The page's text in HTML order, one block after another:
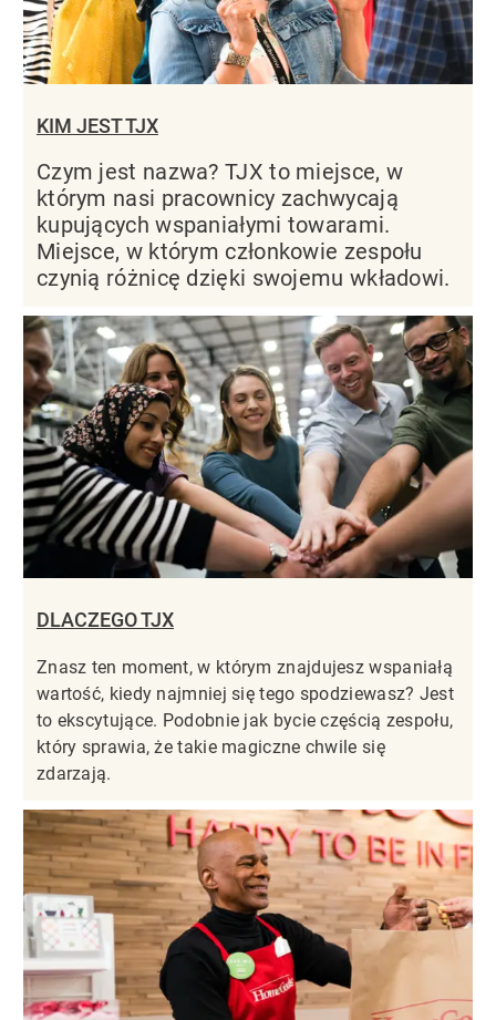
KIM JEST TJX
Czym jest nazwa? TJX to miejsce, w
którym nasi pracownicy zachwycają
kupujących wspaniałymi towarami.
Miejsce, w którym członkowie zespołu
czynią różnicę dzięki swojemu wkładowi.
DLACZEGO TJX
Znasz ten moment, w którym znajdujesz wspaniałą
wartość, kiedy najmniej się tego spodziewasz? Jest
to ekscytujące. Podobnie jak bycie częścią zespołu,
który sprawia, że takie magiczne chwile się
zdarzają.